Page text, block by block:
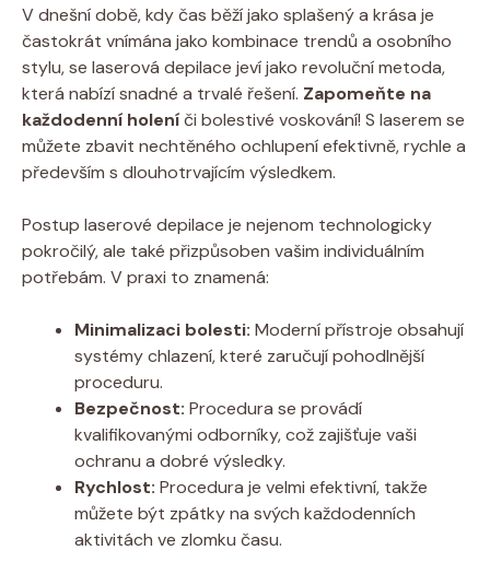
V dnešní době, kdy čas běží jako splašený a krása je
častokrát vnímána jako kombinace trendů a osobního
stylu, se laserová depilace jeví jako revoluční metoda,
která nabízí snadné a trvalé řešení. Zapomeňte na
každodenní holeníči bolestivé voskování! S laserem se
můžete zbavit nechtěného ochlupení efektivně, rychle a
především s dlouhotrvajícím výsledkem.
Postup laserové depilace je nejenom technologicky
pokročilý, ale také přizpůsoben vašim individuálním
potřebám. V praxi to znamená:
Minimalizaci bolesti: Moderní přístroje obsahují
systémy chlazení, které zaručují pohodlnější
proceduru.
Bezpečnost: Procedura se provádí
kvalifikovanými odborníky, což zajišťuje vaši
ochranu a dobré výsledky.
Rychlost: Procedura je velmi efektivní, takže
můžete být zpátky na svých každodenních
aktivitách ve zlomku času.